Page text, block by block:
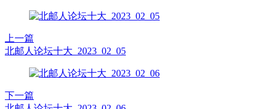
上一篇
北邮人论坛十大_2023_02_05
下一篇